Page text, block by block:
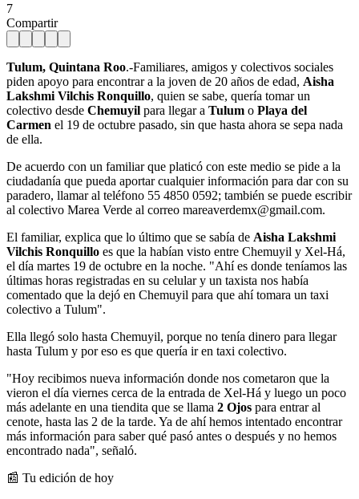
7
Compartir
Tulum, Quintana Roo.-Familiares, amigos y colectivos sociales
piden apoyo para encontrar a la joven de 20 años de edad, Aisha
Lakshmi Vilchis Ronquillo, quien se sabe, quería tomar un
colectivo desde Chemuyil para llegar a Tulum o Playa del
Carmen el 19 de octubre pasado, sin que hasta ahora se sepa nada
de ella.
De acuerdo con un familiar que platicó con este medio se pide a la
ciudadanía que pueda aportar cualquier información para dar con su
paradero, llamar al teléfono 55 4850 0592; también se puede escribir
al colectivo Marea Verde al correo mareaverdemx@gmail.com.
El familiar, explica que lo último que se sabía de Aisha Lakshmi
Vilchis Ronquillo es que la habían visto entre Chemuyil y Xel-Há,
el día martes 19 de octubre en la noche. "Ahí es donde teníamos las
últimas horas registradas en su celular y un taxista nos había
comentado que la dejó en Chemuyil para que ahí tomara un taxi
colectivo a Tulum".
Ella llegó solo hasta Chemuyil, porque no tenía dinero para llegar
hasta Tulum y por eso es que quería ir en taxi colectivo.
"Hoy recibimos nueva información donde nos cometaron que la
vieron el día viernes cerca de la entrada de Xel-Há y luego un poco
más adelante en una tiendita que se llama 2 Ojos para entrar al
cenote, hasta las 2 de la tarde. Ya de ahí hemos intentado encontrar
más información para saber qué pasó antes o después y no hemos
encontrado nada", señaló.
📰 Tu edición de hoy